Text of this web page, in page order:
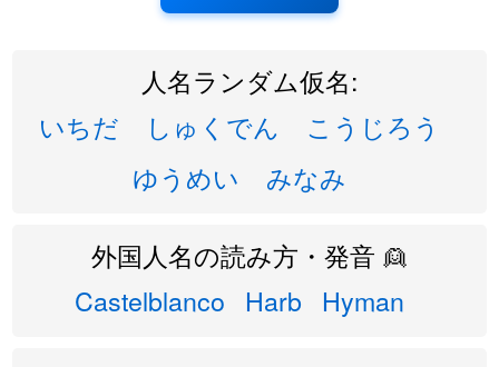
人名ランダム仮名:
いちだ
しゅくでん
こうじろう
ゆうめい
みなみ
外国人名の読み方・発音 👱
Castelblanco
Harb Hyman